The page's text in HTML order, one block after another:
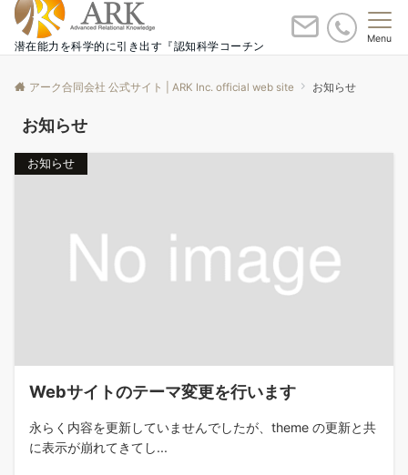
潜在能力を科学的に引き出す『認知科学コーチン
Menu
アーク合同会社 公式サイト | ARK Inc. official web site お知らせ
お知らせ
お知らせ
Webサイトのテーマ変更を行います
永らく内容を更新していませんでしたが、theme の更新と共
に表示が崩れてきてし...